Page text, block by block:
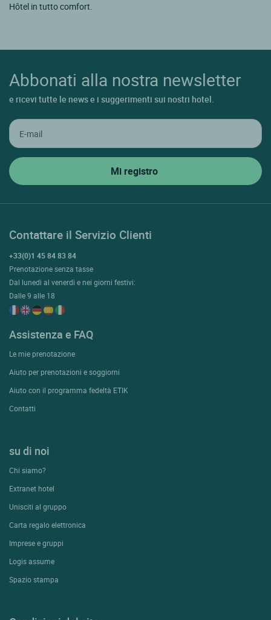
Hôtel in tutto comfort.
Abbonati alla nostra newsletter
e ricevi tutte le news e i suggerimenti sui nostri hotel.
Contattare il Servizio Clienti
+33(0)1 45 84 83 84
Prenotazione senza tasse
Dal lunedì al venerdì e nei giorni festivi:
Dalle 9 alle 18
Assistenza e FAQ
Le mie prenotazione
Aiuto per prenotazioni e soggiorni
Aiuto con il programma fedeltà ETIK
Contatti
su di noi
Chi siamo?
Extranet hotel
Unisciti al gruppo
Carta regalo elettronica
Imprese e gruppi
Logis assume
Spazio stampa